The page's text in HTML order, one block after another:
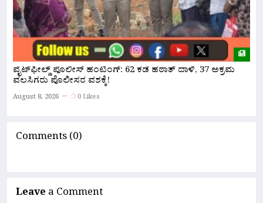
ವೈಟ್‌ಫೀಲ್ಡ್ ಪೊಲೀಸ್ ಹಂಟಿಂಗ್: 62 ಕಡೆ ಹಠಾತ್ ದಾಳಿ, 37 ಅಕ್ರಮ
ವಲಸಿಗರು ಪೊಲೀಸರ ವಶಕ್ಕೆ!
August 8, 2026 0 Likes
Comments (0)
Leave a Comment